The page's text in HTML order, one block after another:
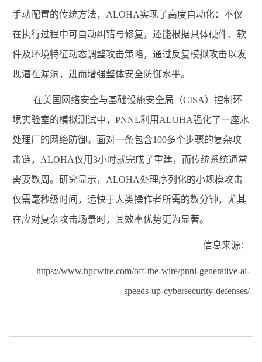
手动配置的传统方法， ALOHA实现了高度自动化：不仅
在执行过程中可自动纠错与修复，还能根据具体硬件、软
件及环境特征动态调整攻击策略，通过反复模拟攻击以发
现潜在漏洞，进而增强整体安全防御水平。
在美国网络安全与基础设施安全局（CISA）控制环
境实验室的模拟测试中， PNNL利用 ALOHA强化了一座水
处理厂的网络防御。面对一条包含100多个步骤的复杂攻
击链， ALOHA仅用3小时就完成了重建，而传统系统通常
需要数周。研究显示， ALOHA处理序列化的小规模攻击
仅需毫秒级时间，远快于人类操作者所需的数分钟，尤其
在应对复杂攻击场景时，其效率优势更为显著。
信息来源：
https://www.hpcwire.com/off-the-wire/pnnl-generative-ai-
speeds-up-cybersecurity-defenses/